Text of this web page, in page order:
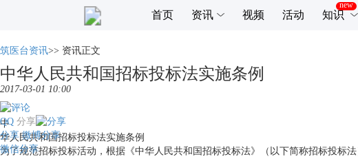
首页 资讯 视频 活动 知识
筑医台资讯>> 资讯正文
中华人民共和国招标投标法实施条例
2017-03-01 10:00
分享
QQ
分享 微博分享
微信分享
中
华人民共和国招标投标法实施条例
为了规范招标投标活动，根据《中华人民共和国招标投标法》（以下简称招标投标法